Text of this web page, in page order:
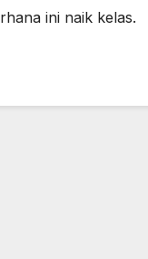
ini naik kelas.